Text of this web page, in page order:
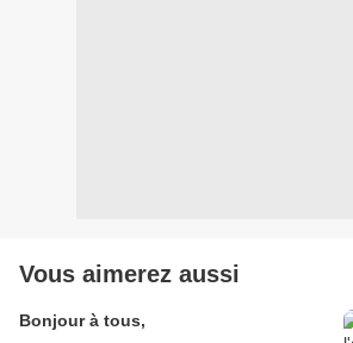
Vous aimerez aussi
Bonjour à tous,